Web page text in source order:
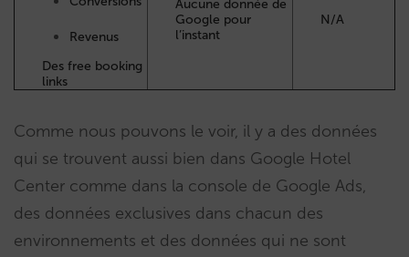
Revenus
Des free booking
links
Aucune donnée de
Google pour
l’instant
N/A
Comme nous pouvons le voir, il y a des données
qui se trouvent aussi bien dans Google Hotel
Center comme dans la console de Google Ads,
des données exclusives dans chacun des
environnements et des données qui ne sont